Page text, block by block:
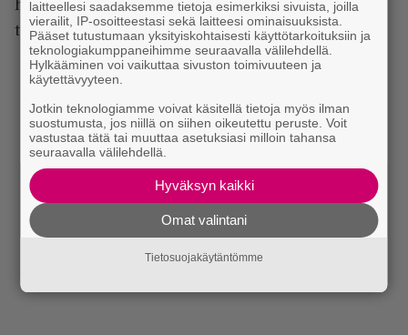
haluamme varmistaa, että kiertueella on kaikilla
turvallista ja hyvä olla.”
laitteellesi saadaksemme tietoja esimerkiksi sivuista, joilla
vierailit, IP-osoitteestasi sekä laitteesi ominaisuuksista.
Pääset tutustumaan yksityiskohtaisesti käyttötarkoituksiin ja
teknologiakumppaneihimme seuraavalla välilehdellä.
Hylkääminen voi vaikuttaa sivuston toimivuuteen ja
käytettävyyteen.
Jotkin teknologiamme voivat käsitellä tietoja myös ilman
suostumusta, jos niillä on siihen oikeutettu peruste. Voit
vastustaa tätä tai muuttaa asetuksiasi milloin tahansa
seuraavalla välilehdellä.
Hyväksyn kaikki
Omat valintani
Tietosuojakäytäntömme